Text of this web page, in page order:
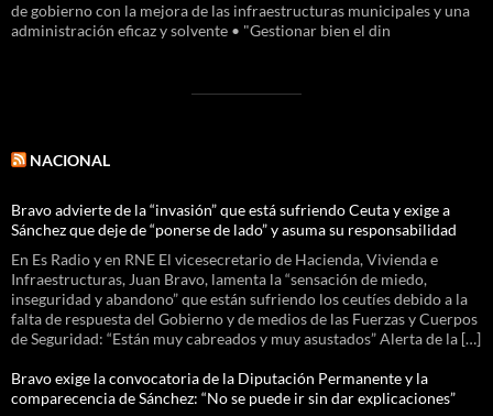
de gobierno con la mejora de las infraestructuras municipales y una
administración eficaz y solvente • "Gestionar bien el din
NACIONAL
Bravo advierte de la “invasión” que está sufriendo Ceuta y exige a
Sánchez que deje de “ponerse de lado” y asuma su responsabilidad
En Es Radio y en RNE El vicesecretario de Hacienda, Vivienda e
Infraestructuras, Juan Bravo, lamenta la “sensación de miedo,
inseguridad y abandono” que están sufriendo los ceutíes debido a la
falta de respuesta del Gobierno y de medios de las Fuerzas y Cuerpos
de Seguridad: “Están muy cabreados y muy asustados” Alerta de la […]
Bravo exige la convocatoria de la Diputación Permanente y la
comparecencia de Sánchez: “No se puede ir sin dar explicaciones”